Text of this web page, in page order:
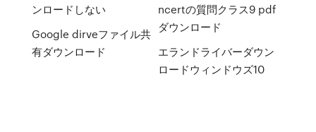
ンロードしない
Google dirveファイル共
有ダウンロード
ncertの質問クラス9 pdf
ダウンロード
エランドライバーダウン
ロードウィンドウズ10